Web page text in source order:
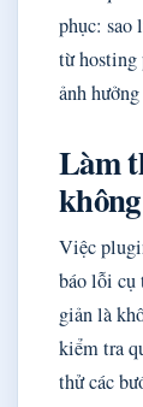
phục: sao
từ hosting
ảnh
Làm
Việc
báo lỗi cụ
giản là
kiểm tra
thử các